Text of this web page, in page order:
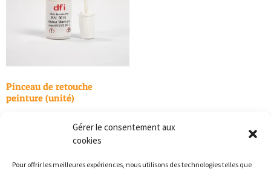
Gérer le consentement aux
cookies
Pour offrir les meilleures expériences, nous utilisons des technologies telles que
Pinceau de retouche
peinture (unité)
Choix des options